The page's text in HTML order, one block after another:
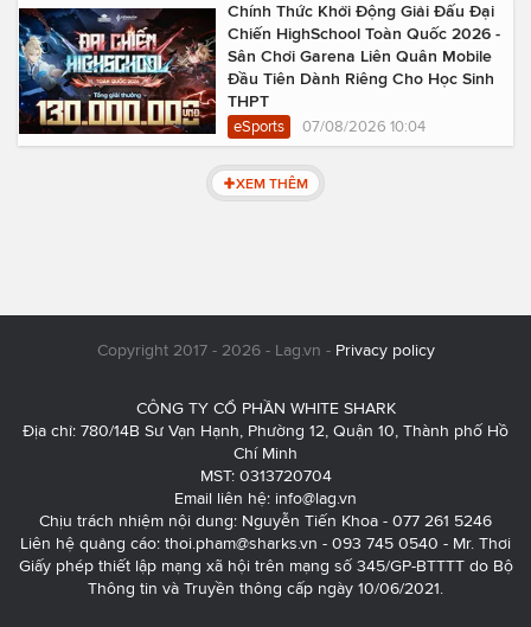
Chính Thức Khởi Động Giải Đấu Đại
Chiến HighSchool Toàn Quốc 2026 -
Sân Chơi Garena Liên Quân Mobile
Đầu Tiên Dành Riêng Cho Học Sinh
THPT
eSports 07/08/2026 10:04
XEM THÊM
Copyright 2017 - 2026 - Lag.vn - Privacy policy
CÔNG TY CỔ PHẦN WHITE SHARK
Địa chỉ: 780/14B Sư Vạn Hạnh, Phường 12, Quận 10, Thành phố Hồ
Chí Minh
MST: 0313720704
Email liên hệ: info@lag.vn
Chịu trách nhiệm nội dung: Nguyễn Tiến Khoa - 077 261 5246
Liên hệ quảng cáo: thoi.pham@sharks.vn - 093 745 0540 - Mr. Thơi
Giấy phép thiết lập mạng xã hội trên mạng số 345/GP-BTTTT do Bộ
Thông tin và Truyền thông cấp ngày 10/06/2021.